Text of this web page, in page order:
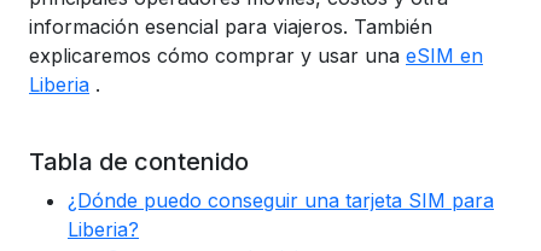
información esencial para viajeros. También
explicaremos cómo comprar y usar una eSIM en
Liberia .
Tabla de contenido
¿Dónde puedo conseguir una tarjeta SIM para
Liberia?